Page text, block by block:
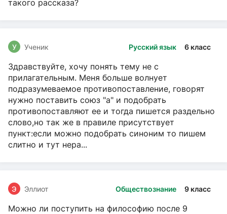
такого рассказа?
Русский язык 6 класс
У Ученик
Здравствуйте, хочу понять тему не с
прилагательным. Меня больше волнует
подразумеваемое противопоставление, говорят
нужно поставить союз "а" и подобрать
противопоставляют ее и тогда пишется раздельно
слово,но так же в правиле присутствует
пункт:если можно подобрать синоним то пишем
слитно и тут нера...
Обществознание 9 класс
Э Эллиот
Можно ли поступить на философию после 9